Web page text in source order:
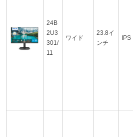
24B
2U3
301/
11
ワイド
23.8イ
ンチ
IPS